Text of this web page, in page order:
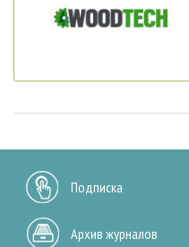
Подписка
Архив журналов